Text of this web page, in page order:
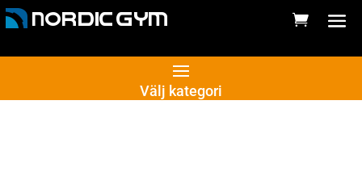
Välj kategori